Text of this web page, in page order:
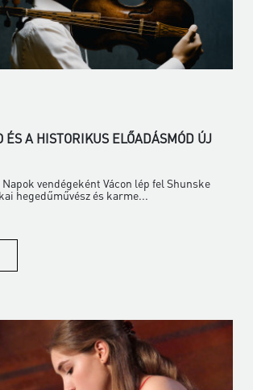
ÉS A HISTORIKUS ELŐADÁSMÓD ÚJ
vendégeként Vácon lép fel Shunske
hegedűművész és karme...